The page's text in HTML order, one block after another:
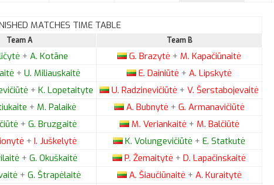
MATCHES TIME TABLE
Team A Team B
+ A. Kotāne G. Brazytė + M. Kapačiūnaitė
+ U. Miliauskaitė E. Dainiūtė + A. Lipskytė
+ K. Lopetaityte U. Radzinevičiūtė + V. Šerstabojevaitė
+ M. Palaikė A. Bubnytė + G. Armanavičiūtė
+ G. Bruzgaitė M. Veriankaitė + M. Balčiūtė
+ I. Juškelytė K. Volungevičiūtė + E. Statkutė
+ G. Okuškaitė P. Žemaitytė + D. Lapačinskaitė
+ G. Štrapėlaitė A. Šiaučiūnaitė + A. Kuraitytė